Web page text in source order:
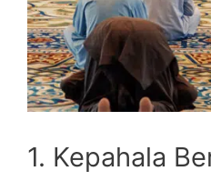
1. Kepahala